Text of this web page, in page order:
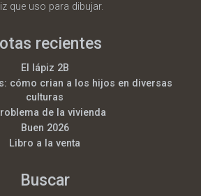
que uso para dibujar.
recientes
El lápiz 2B
cómo crian a los hijos en diversas
culturas
de la vivienda
Buen 2026
Libro a la venta
Buscar